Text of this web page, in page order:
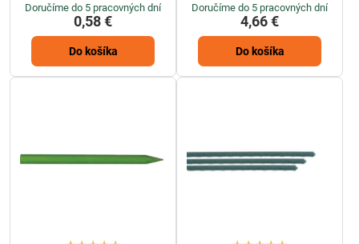
Doručíme do 5 pracovných dní
0,58 €
Do košíka
Doručíme do 5 pracovných dní
4,66 €
Do košíka